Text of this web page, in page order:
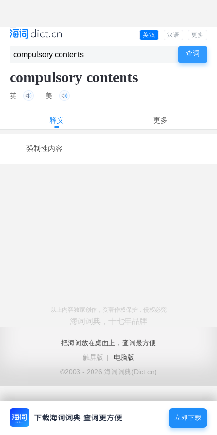
英汉 汉语 更多
compulsory contents
英 美
释义 更多
强制性内容
以上内容独家创作，受著作权保护，侵权必究
海词词典，十七年品牌
把海词放在桌面上，查词最方便
触屏版
|
电脑版
©2003 - 2026 海词词典(Dict.cn)
立即下载
立即下载